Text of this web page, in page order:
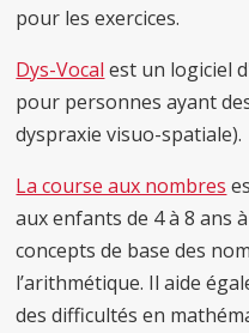
pour les exercices.
Dys-Vocal est un logiciel
pour personnes ayant
dyspraxie visuo-spatiale).
La course aux nombres
aux enfants de 4 à 8 ans
concepts de base des
l’arithmétique. Il aide
des difficultés en